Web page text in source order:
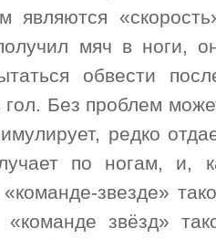
являются
мяч в ноги,
обвести
гол. Без проблем
редко
по ногам, и,
звезде»
звёзд»